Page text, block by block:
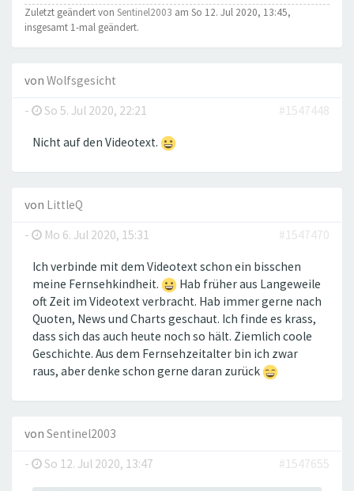
Zuletzt geändert von Sentinel2003 am So 12. Jul 2020, 13:45,
insgesamt 1-mal geändert.
von Wolfsgesicht
-
So 5. Jul 2020, 22:21 #1547448
Nicht auf den Videotext.
von LittleQ
-
Mo 6. Jul 2020, 15:31 #1547470
Ich verbinde mit dem Videotext schon ein bisschen
meine Fernsehkindheit.
Hab früher aus Langeweile
oft Zeit im Videotext verbracht. Hab immer gerne nach
Quoten, News und Charts geschaut. Ich finde es krass,
dass sich das auch heute noch so hält. Ziemlich coole
Geschichte. Aus dem Fernsehzeitalter bin ich zwar
raus, aber denke schon gerne daran zurück
von Sentinel2003
-
So 12. Jul 2020, 13:47 #1547655